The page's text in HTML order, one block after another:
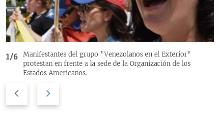
1/6
Manifestantes del grupo "Venezolanos en el Exterior"
protestan en frente a la sede de la Organización de los
Estados Americanos.